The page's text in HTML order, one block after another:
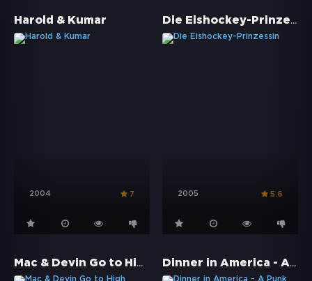
Harold & Kumar
2004 7
Die Eishockey-Prinzessin
2005 5.6
Mac & Devin Go to High School Dinner in America - A Punk Love Story